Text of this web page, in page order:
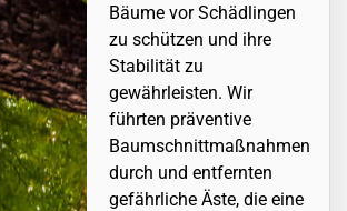
Bäume vor Schädlingen
zu schützen und ihre
Stabilität zu
gewährleisten. Wir
führten präventive
Baumschnittmaßnahmen
durch und entfernten
gefährliche Äste, die eine